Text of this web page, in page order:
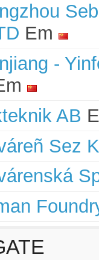
Em
-
AB
Sez